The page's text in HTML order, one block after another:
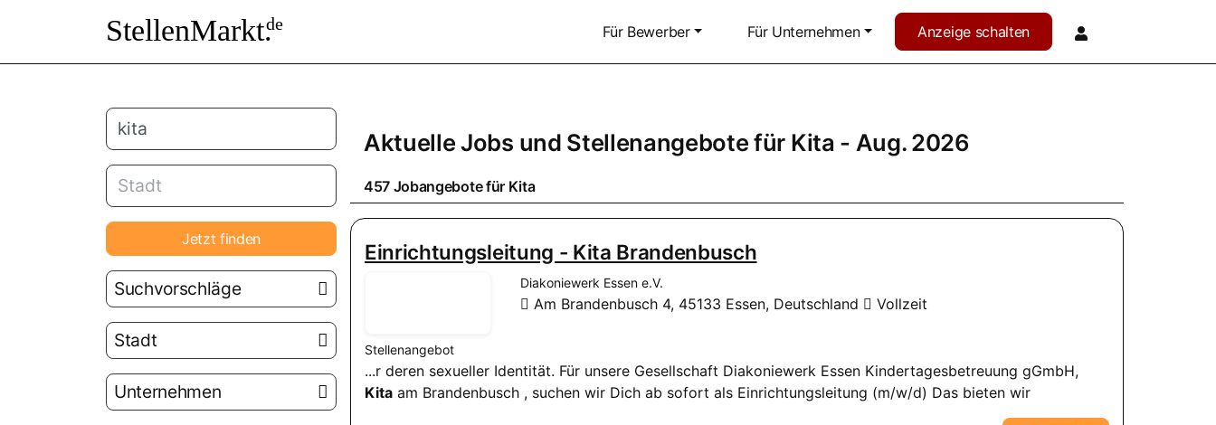
StellenMarkt.de Für Bewerber Für Unternehmen Anzeige schalten
Jetzt finden
Suchvorschläge
Stadt
Unternehmen
Aktuelle Jobs und Stellenangebote für Kita - Aug. 2026
457 Jobangebote für Kita
Einrichtungsleitung - Kita Brandenbusch
Diakoniewerk Essen e.V.
Am Brandenbusch 4, 45133 Essen, Deutschland Vollzeit
Stellenangebot
...r deren sexueller Identität. Für unsere Gesellschaft Diakoniewerk Essen Kindertagesbetreuung gGmbH,
Kita am Brandenbusch , suchen wir Dich ab sofort als Einrichtungsleitung (m/w/d) Das bieten wir